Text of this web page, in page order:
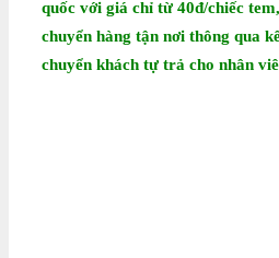
quốc với giá chỉ từ 40đ/chiếc
chuyển hàng tận nơi thông qua
chuyển khách tự trả cho nhân